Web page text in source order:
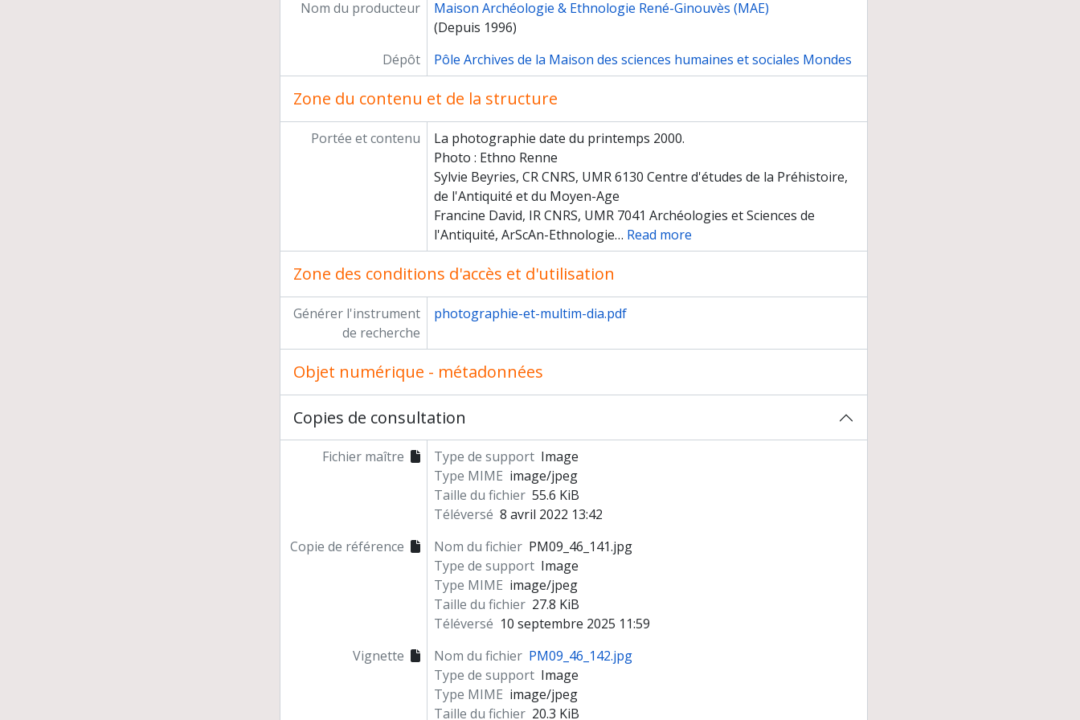
Nom du producteur
Maison Archéologie & Ethnologie René-Ginouvès (MAE)
(Depuis 1996)
Dépôt
Pôle Archives de la Maison des sciences humaines et sociales Mondes
Zone du contenu et de la structure
Portée et contenu
La photographie date du printemps 2000.
Photo : Ethno Renne
Sylvie Beyries, CR CNRS, UMR 6130 Centre d'études de la Préhistoire,
de l'Antiquité et du Moyen-Age
Francine David, IR CNRS, UMR 7041 Archéologies et Sciences de
l'Antiquité, ArScAn-Ethnologie… Read more
Zone des conditions d'accès et d'utilisation
Générer l'instrument
de recherche
photographie-et-multim-dia.pdf
Objet numérique - métadonnées
Copies de consultation
Fichier maître Type de support Image
Type MIME image/jpeg
Taille du fichier 55.6 KiB
Téléversé 8 avril 2022 13:42
Copie de référence
Nom du fichier PM09_46_141.jpg
Type de support Image
Type MIME image/jpeg
Taille du fichier 27.8 KiB
Téléversé 10 septembre 2025 11:59
Vignette
Nom du fichier PM09_46_142.jpg
Type de support Image
Type MIME image/jpeg
Taille du fichier 20.3 KiB